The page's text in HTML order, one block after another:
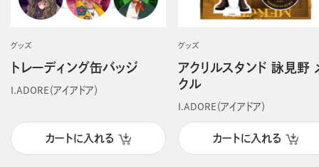
グッズ
トレーディング缶バッジ
I.ADORE（アイアドア）
カートに入れる
グッズ
アクリルスタンド 詠見野
クル
I.ADORE（アイアドア）
カートに入れる